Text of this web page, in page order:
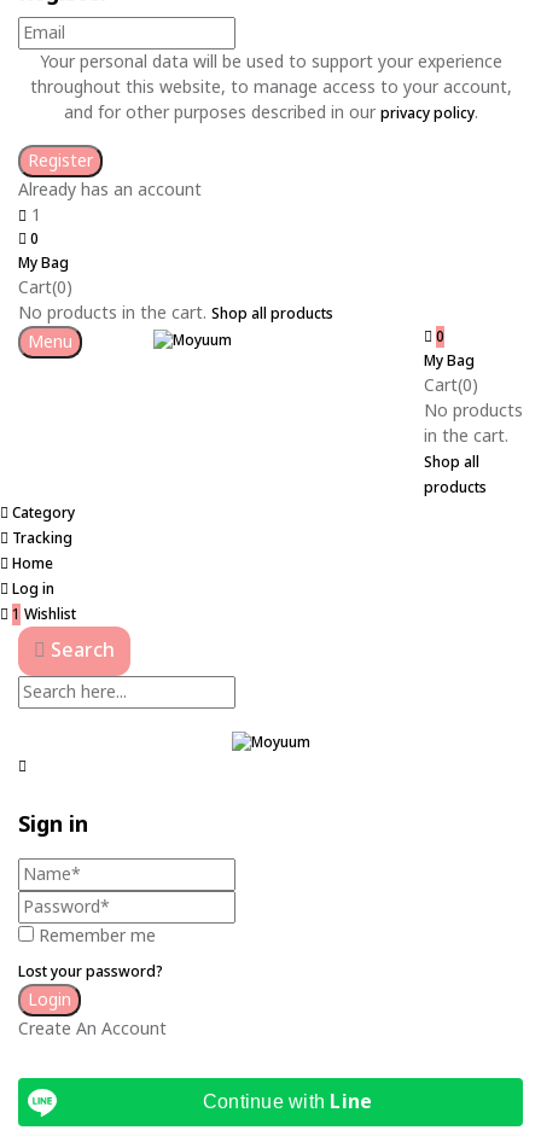
Your personal data will be used to support your experience
throughout this website, to manage access to your account,
and for other purposes described in our privacy policy.
Already has an account
1
0
My Bag
Cart(0)
No products in the cart. Shop all products
Menu
0
My Bag
Cart(0)
No products
in the cart.
Shop all
products
Category
Tracking
Home
Log in
1 Wishlist
Search
Sign in
Remember me
Lost your password?
Create An Account
Continue with Line